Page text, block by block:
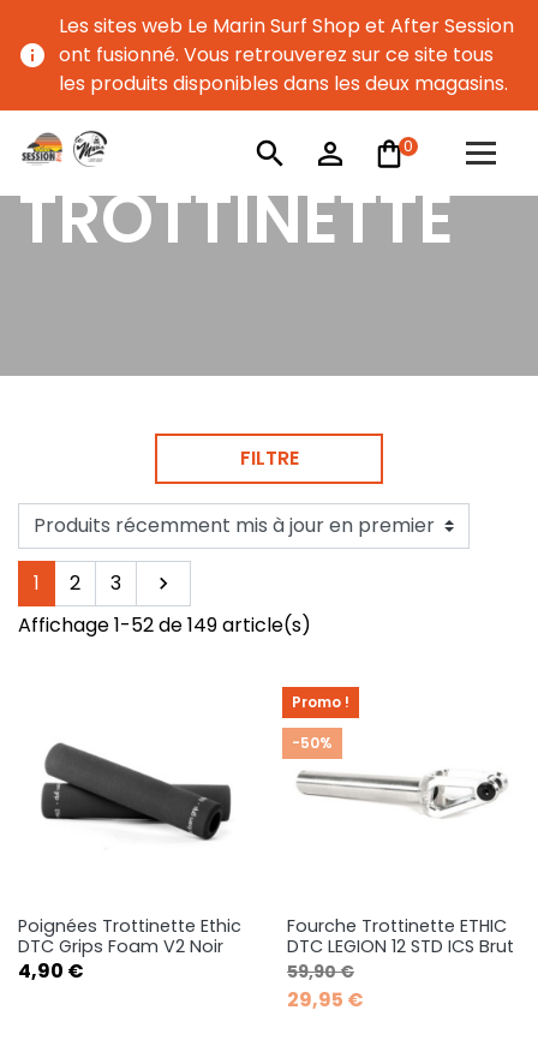
info
Les sites web Le Marin Surf Shop et After Session
ont fusionné. Vous retrouverez sur ce site tous
les produits disponibles dans les deux magasins.
search person_outline 0
TROTTINETTE
FILTRE
1 2 3 Suivant

Affichage 1-52 de 149 article(s)
Poignées Trottinette Ethic
DTC Grips Foam V2 Noir
Prix
4,90 €
Fourche Trottinette ETHIC
DTC LEGION 12 STD ICS Brut
Prix de base
59,90 €Prix
29,95 €
Promo !
-50%